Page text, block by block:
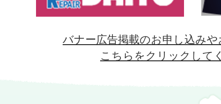
バナー広告掲載のお申し込み
こちらをクリックして